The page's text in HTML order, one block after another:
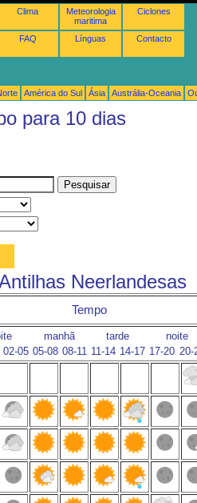
Clima
Meteorologia
maritima
Ciclones
FAQ Línguas Contacto
América do Sul Ásia Austrália-Oceania
para 10 dias
Neerlandesas
Tempo
manhã tarde
noite
02-05 05-08 08-11 11-14 14-17 17-20 20-